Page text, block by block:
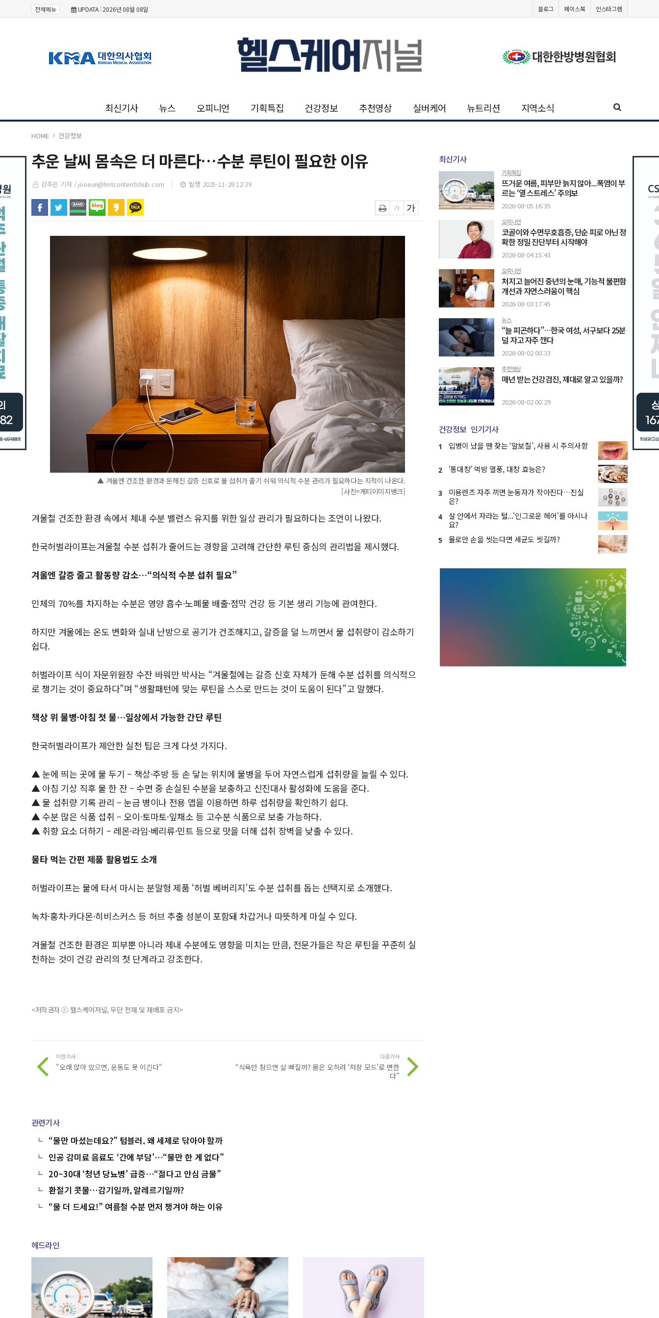
전체메뉴 UPDATA : 2026년 08월 08일 블로그 페이스북 인스타그램
최신기사 뉴스 오피니언 기획특집 건강정보 추천영상 실버케어 뉴트리션 지역소식
HOME 건강정보
추운 날씨 몸속은 더 마른다…수분 루틴이 필요한 이유
강주은 기자 / jooeun@hntcontentshub.com 발행 2025-11-28 12:39
▲ 겨울엔 건조한 환경과 둔해진 갈증 신호로 물 섭취가 줄기 쉬워 의식적 수분 관리가 필요하다는 지적이 나온다.
[사진=게티이미지뱅크]
겨울철 건조한 환경 속에서 체내 수분 밸런스 유지를 위한 일상 관리가 필요하다는 조언이 나왔다.
한국허벌라이프는겨울철 수분 섭취가 줄어드는 경향을 고려해 간단한 루틴 중심의 관리법을 제시했다.
겨울엔 갈증 줄고 활동량 감소…“의식적 수분 섭취 필요”
인체의 70%를 차지하는 수분은 영양 흡수·노폐물 배출·점막 건강 등 기본 생리 기능에 관여한다.
하지만 겨울에는 온도 변화와 실내 난방으로 공기가 건조해지고, 갈증을 덜 느끼면서 물 섭취량이 감소하기
쉽다.
허벌라이프 식이 자문위원장 수잔 바워만 박사는 “겨울철에는 갈증 신호 자체가 둔해 수분 섭취를 의식적으
로 챙기는 것이 중요하다”며 “생활패턴에 맞는 루틴을 스스로 만드는 것이 도움이 된다”고 말했다.
책상 위 물병·아침 첫 물…일상에서 가능한 간단 루틴
한국허벌라이프가 제안한 실천 팁은 크게 다섯 가지다.
▲ 눈에 띄는 곳에 물 두기 – 책상·주방 등 손 닿는 위치에 물병을 두어 자연스럽게 섭취량을 늘릴 수 있다.
▲ 아침 기상 직후 물 한 잔 – 수면 중 손실된 수분을 보충하고 신진대사 활성화에 도움을 준다.
▲ 물 섭취량 기록 관리 – 눈금 병이나 전용 앱을 이용하면 하루 섭취량을 확인하기 쉽다.
▲ 수분 많은 식품 섭취 – 오이·토마토·잎채소 등 고수분 식품으로 보충 가능하다.
▲ 취향 요소 더하기 – 레몬·라임·베리류·민트 등으로 맛을 더해 섭취 장벽을 낮출 수 있다.
물타 먹는 간편 제품 활용법도 소개
허벌라이프는 물에 타서 마시는 분말형 제품 ‘허벌 베버리지’도 수분 섭취를 돕는 선택지로 소개했다.
녹차·홍차·카다몬·히비스커스 등 허브 추출 성분이 포함돼 차갑거나 따뜻하게 마실 수 있다.
겨울철 건조한 환경은 피부뿐 아니라 체내 수분에도 영향을 미치는 만큼, 전문가들은 작은 루틴을 꾸준히 실
천하는 것이 건강 관리의 첫 단계라고 강조한다.
<저작권자 ⓒ 헬스케어저널, 무단 전재 및 재배포 금지>
이전기사
"오래 앉아 있으면, 운동도 못 이긴다"
다음기사
“식욕만 참으면 살 빠질까? 몸은 오히려 ‘저장 모드’로 변한
다”
관련기사
“물만 마셨는데요?” 텀블러, 왜 세제로 닦아야 할까
인공 감미료 음료도 ‘간에 부담’…“물만 한 게 없다”
20~30대 ‘청년 당뇨병’ 급증…“젊다고 안심 금물”
환절기 콧물…감기일까, 알레르기일까?
“물 더 드세요!” 여름철 수분 먼저 챙겨야 하는 이유
헤드라인
최신기사
기획특집
뜨거운 여름, 피부만 늙지 않아...폭염이 부
르는 ‘열 스트레스’ 주의보
2026-08-05 16:35
오피니언
코골이와 수면무호흡증, 단순 피로 아닌 정
확한 정밀 진단부터 시작해야
2026-08-04 15:43
오피니언
처지고 늘어진 중년의 눈매, 기능적 불편함
개선과 자연스러움이 핵심
2026-08-03 17:45
뉴스
“늘 피곤하다”…한국 여성, 서구보다 25분
덜 자고 자주 깬다
2026-08-02 00:33
추천영상
매년 받는 건강검진, 제대로 알고 있을까?
2026-08-02 00:29
건강정보 인기기사
1 입병이 났을 땐 찾는 ‘알보칠’, 사용 시 주의사항
2 '통대창' 먹방 열풍, 대창 효능은?
3
미용렌즈 자주 끼면 눈동자가 작아진다…진실
은?
4
살 안에서 자라는 털...'인그로운 헤어'를 아시나
요?
5 물로만 손을 씻는다면 세균도 씻길까?